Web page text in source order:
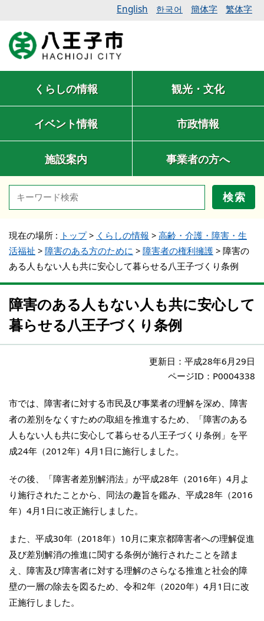
English 한국어 簡体字 繁体字
くらしの情報 観光・文化
イベント情報 市政情報
施設案内 事業者の方へ
検索
現在の場所 : トップ> くらしの情報 > 高齢・介護・障害・生
活福祉 > 障害のある方のために > 障害者の権利擁護 > 障害の
ある人もない人も共に安心して暮らせる八王子づくり条例
障害のある人もない人も共に安心して
暮らせる八王子づくり条例
更新日： 平成28年6月29日
ページID：P0004338
市では、障害者に対する市民及び事業者の理解を深め、障害
者の差別をなくすための取組を推進するため、「障害のある
人もない人も共に安心して暮らせる八王子づくり条例」を平
成24年（2012年）4月1日に施行しました。
その後、「障害者差別解消法」が平成28年（2016年）4月よ
り施行されたことから、同法の趣旨を鑑み、平成28年（2016
年）4月1日に改正施行しました。
また、平成30年（2018年）10月に東京都障害者への理解促進
及び差別解消の推進に関する条例が施行されたことを踏ま
え、障害及び障害者に対する理解のさらなる推進と社会的障
壁の一層の除去を図るため、令和2年（2020年）4月1日に改
正施行しました。